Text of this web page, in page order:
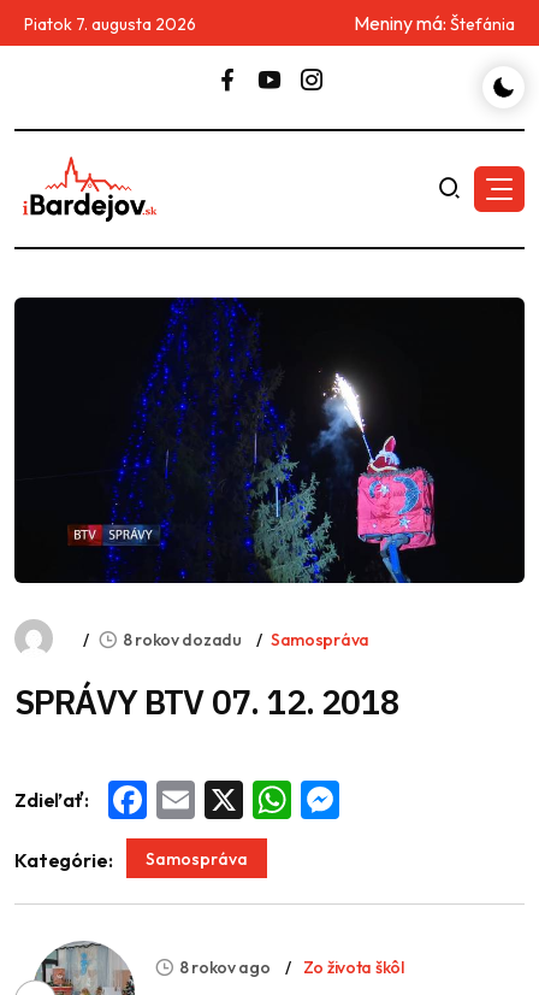
Piatok 7. augusta 2026 Meniny má: Štefánia
8 rokov dozadu Samospráva
SPRÁVY BTV 07. 12. 2018
Zdieľať: Facebook
Email WhatsApp
Kategórie: Samospráva
8 rokov ago Zo života škôl